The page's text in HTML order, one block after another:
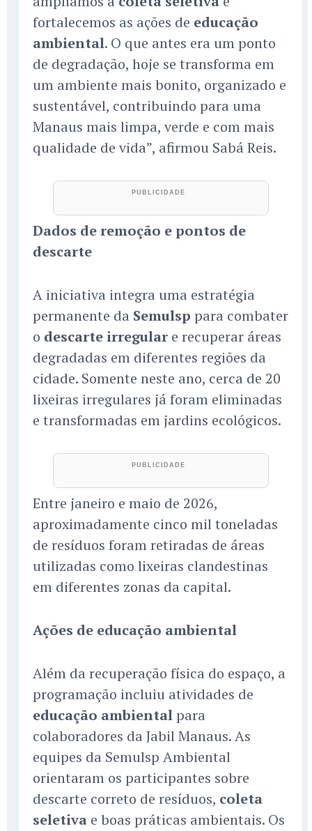
fortalecemos as ações de educação
ambiental. O que antes era um ponto
de degradação, hoje se transforma em
um ambiente mais bonito, organizado e
sustentável, contribuindo para uma
Manaus mais limpa, verde e com mais
qualidade de vida”, afirmou Sabá Reis.
Dados de remoção e pontos de
descarte
A iniciativa integra uma estratégia
permanente da Semulsp para combater
o descarte irregular e recuperar áreas
degradadas em diferentes regiões da
cidade. Somente neste ano, cerca de 20
lixeiras irregulares já foram eliminadas
e transformadas em jardins ecológicos.
Entre janeiro e maio de 2026,
aproximadamente cinco mil toneladas
de resíduos foram retiradas de áreas
utilizadas como lixeiras clandestinas
em diferentes zonas da capital.
Ações de educação ambiental
Além da recuperação física do espaço, a
programação incluiu atividades de
educação ambiental para
colaboradores da Jabil Manaus. As
equipes da Semulsp Ambiental
orientaram os participantes sobre
descarte correto de resíduos, coleta
seletiva e boas práticas ambientais. Os